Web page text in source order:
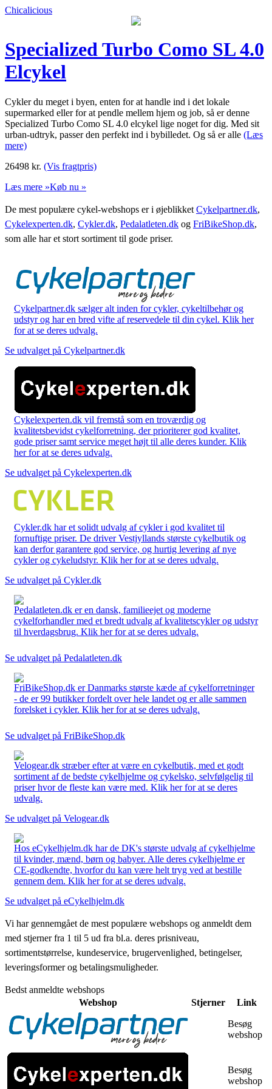
Chicalicious
Specialized Turbo Como SL 4.0
Elcykel
Cykler du meget i byen, enten for at handle ind i det lokale
supermarked eller for at pendle mellem hjem og job, så er denne
Specialized Turbo Como SL 4.0 elcykel lige noget for dig. Med sit
urban-udtryk, passer den perfekt ind i bybilledet. Og så er alle (Læs
mere)
26498 kr. (Vis fragtpris)
Læs mere »Køb nu »
De mest populære cykel-webshops er i øjeblikket Cykelpartner.dk,
Cykelexperten.dk, Cykler.dk, Pedalatleten.dk og FriBikeShop.dk,
som alle har et stort sortiment til gode priser.
Cykelpartner.dk sælger alt inden for cykler, cykeltilbehør og
udstyr og har en bred vifte af reservedele til din cykel. Klik her
for at se deres udvalg.
Se udvalget på Cykelpartner.dk
Cykelexperten.dk vil fremstå som en troværdig og
kvalitetsbevidst cykelforretning, der prioriterer god kvalitet,
gode priser samt service meget højt til alle deres kunder. Klik
her for at se deres udvalg.
Se udvalget på Cykelexperten.dk
Cykler.dk har et solidt udvalg af cykler i god kvalitet til
fornuftige priser. De driver Vestjyllands største cykelbutik og
kan derfor garantere god service, og hurtig levering af nye
cykler og cykeludstyr. Klik her for at se deres udvalg.
Se udvalget på Cykler.dk
Pedalatleten.dk er en dansk, familieejet og moderne
cykelforhandler med et bredt udvalg af kvalitetscykler og udstyr
til hverdagsbrug. Klik her for at se deres udvalg.
Se udvalget på Pedalatleten.dk
FriBikeShop.dk er Danmarks største kæde af cykelforretninger
- de er 99 butikker fordelt over hele landet og er alle sammen
forelsket i cykler. Klik her for at se deres udvalg.
Se udvalget på FriBikeShop.dk
Velogear.dk stræber efter at være en cykelbutik, med et godt
sortiment af de bedste cykelhjelme og cykelsko, selvfølgelig til
priser hvor de fleste kan være med. Klik her for at se deres
udvalg.
Se udvalget på Velogear.dk
Hos eCykelhjelm.dk har de DK's største udvalg af cykelhjelme
til kvinder, mænd, børn og babyer. Alle deres cykelhjelme er
CE-godkendte, hvorfor du kan være helt tryg ved at bestille
gennem dem. Klik her for at se deres udvalg.
Se udvalget på eCykelhjelm.dk
Vi har gennemgået de mest populære webshops og anmeldt dem
med stjerner fra 1 til 5 ud fra bl.a. deres prisniveau,
sortimentstørrelse, kundeservice, brugervenlighed, betingelser,
leveringsformer og betalingsmuligheder.
Bedst anmeldte webshops
Webshop
Stjerner Link
Besøg
webshop
Besøg
webshop